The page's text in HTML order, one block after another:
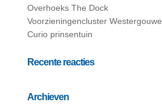
Overhoeks The Dock
Voorzieningencluster Westergouwe
Curio prinsentuin
Recente reacties
Archieven